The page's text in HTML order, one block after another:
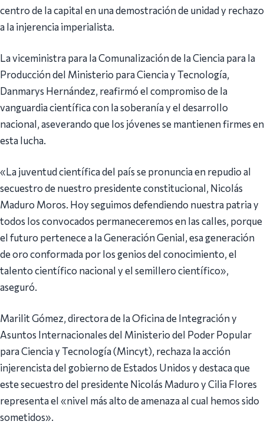
centro de la capital en una demostración de unidad y rechazo
a la injerencia imperialista.
La viceministra para la Comunalización de la Ciencia para la
Producción del Ministerio para Ciencia y Tecnología,
Danmarys Hernández, reafirmó el compromiso de la
vanguardia científica con la soberanía y el desarrollo
nacional, aseverando que los jóvenes se mantienen firmes en
esta lucha.
«La juventud científica del país se pronuncia en repudio al
secuestro de nuestro presidente constitucional, Nicolás
Maduro Moros. Hoy seguimos defendiendo nuestra patria y
todos los convocados permaneceremos en las calles, porque
el futuro pertenece a la Generación Genial, esa generación
de oro conformada por los genios del conocimiento, el
talento científico nacional y el semillero científico»,
aseguró.
Marilit Gómez, directora de la Oficina de Integración y
Asuntos Internacionales del Ministerio del Poder Popular
para Ciencia y Tecnología (Mincyt), rechaza la acción
injerencista del gobierno de Estados Unidos y destaca que
este secuestro del presidente Nicolás Maduro y Cilia Flores
representa el «nivel más alto de amenaza al cual hemos sido
sometidos».